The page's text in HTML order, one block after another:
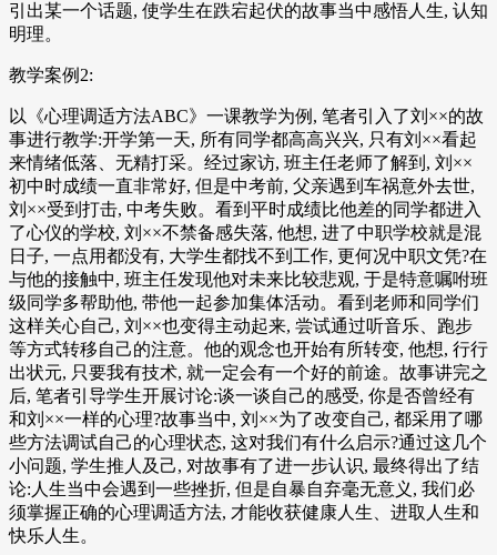
引出某一个话题, 使学生在跌宕起伏的故事当中感悟人生, 认知
明理。
教学案例2:
以《心理调适方法ABC》一课教学为例, 笔者引入了刘××的故
事进行教学:开学第一天, 所有同学都高高兴兴, 只有刘××看起
来情绪低落、无精打采。经过家访, 班主任老师了解到, 刘××
初中时成绩一直非常好, 但是中考前, 父亲遇到车祸意外去世,
刘××受到打击, 中考失败。看到平时成绩比他差的同学都进入
了心仪的学校, 刘××不禁备感失落, 他想, 进了中职学校就是混
日子, 一点用都没有, 大学生都找不到工作, 更何况中职文凭?在
与他的接触中, 班主任发现他对未来比较悲观, 于是特意嘱咐班
级同学多帮助他, 带他一起参加集体活动。看到老师和同学们
这样关心自己, 刘××也变得主动起来, 尝试通过听音乐、跑步
等方式转移自己的注意。他的观念也开始有所转变, 他想, 行行
出状元, 只要我有技术, 就一定会有一个好的前途。故事讲完之
后, 笔者引导学生开展讨论:谈一谈自己的感受, 你是否曾经有
和刘××一样的心理?故事当中, 刘××为了改变自己, 都采用了哪
些方法调试自己的心理状态, 这对我们有什么启示?通过这几个
小问题, 学生推人及己, 对故事有了进一步认识, 最终得出了结
论:人生当中会遇到一些挫折, 但是自暴自弃毫无意义, 我们必
须掌握正确的心理调适方法, 才能收获健康人生、进取人生和
快乐人生。